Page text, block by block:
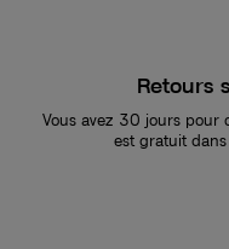
Retours
Vous avez 30 jours pour
est gratuit dans